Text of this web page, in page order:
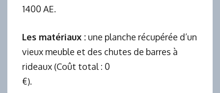
1400 AE.
Les matériaux : une planche récupérée d’un
vieux meuble et des chutes de barres à
rideaux (Coût total : 0
€).